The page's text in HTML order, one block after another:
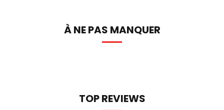
À NE PAS MANQUER
TOP REVIEWS